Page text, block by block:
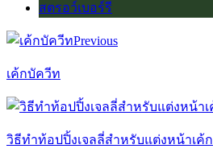
สตรอว์เบอร์รี
Previous
เค้กบัควีท
วิธีทำท้อปปิ้งเจลลี่สำหรับแต่งหน้าเค้ก